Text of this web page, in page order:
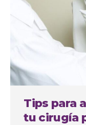
Tips para
tu cirugía